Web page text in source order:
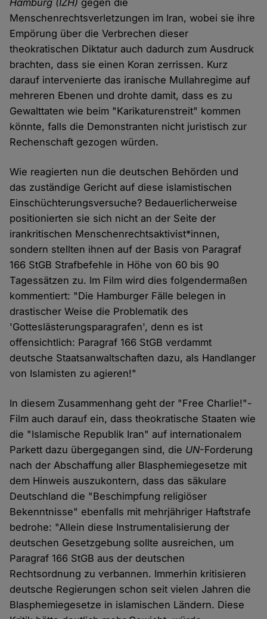
Hamburg (IZH) gegen die
Menschenrechtsverletzungen im Iran, wobei sie ihre
Empörung über die Verbrechen dieser
theokratischen Diktatur auch dadurch zum Ausdruck
brachten, dass sie einen Koran zerrissen. Kurz
darauf intervenierte das iranische Mullahregime auf
mehreren Ebenen und drohte damit, dass es zu
Gewalttaten wie beim "Karikaturenstreit" kommen
könnte, falls die Demonstranten nicht juristisch zur
Rechenschaft gezogen würden.
Wie reagierten nun die deutschen Behörden und
das zuständige Gericht auf diese islamistischen
Einschüchterungsversuche? Bedauerlicherweise
positionierten sie sich nicht an der Seite der
irankritischen Menschenrechtsaktivist*innen,
sondern stellten ihnen auf der Basis von Paragraf
166 StGB Strafbefehle in Höhe von 60 bis 90
Tagessätzen zu. Im Film wird dies folgendermaßen
kommentiert: "Die Hamburger Fälle belegen in
drastischer Weise die Problematik des
'Gotteslästerungsparagrafen', denn es ist
offensichtlich: Paragraf 166 StGB verdammt
deutsche Staatsanwaltschaften dazu, als Handlanger
von Islamisten zu agieren!"
In diesem Zusammenhang geht der "Free Charlie!"-
Film auch darauf ein, dass theokratische Staaten wie
die "Islamische Republik Iran" auf internationalem
Parkett dazu übergegangen sind, die UN-Forderung
nach der Abschaffung aller Blasphemiegesetze mit
dem Hinweis auszukontern, dass das säkulare
Deutschland die "Beschimpfung religiöser
Bekenntnisse" ebenfalls mit mehrjähriger Haftstrafe
bedrohe: "Allein diese Instrumentalisierung der
deutschen Gesetzgebung sollte ausreichen, um
Paragraf 166 StGB aus der deutschen
Rechtsordnung zu verbannen. Immerhin kritisieren
deutsche Regierungen schon seit vielen Jahren die
Blasphemiegesetze in islamischen Ländern. Diese